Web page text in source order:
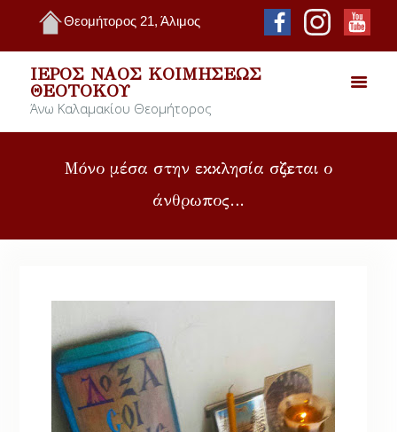
Θεομήτορος 21, Άλιμος
ΙΕΡΌΣ ΝΑΌΣ ΚΟΙΜΉΣΕΩΣ
ΘΕΟΤΌΚΟΥ
Άνω Καλαμακίου Θεομήτορος
Μόνο μέσα στην εκκλησία σὠζεται ο
άνθρωπος…